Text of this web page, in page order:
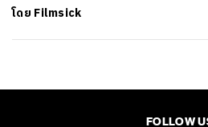
โดย Filmsick
FOLLOW